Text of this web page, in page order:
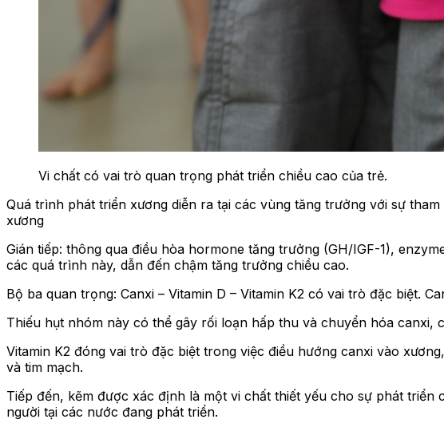
Vi chất có vai trò quan trọng phát triển chiều cao của trẻ.
Quá trình phát triển xương diễn ra tại các vùng tăng trưởng với sự
xương
Gián tiếp: thông qua điều hòa hormone tăng trưởng (GH/IGF-1),
các quá trình này, dẫn đến chậm tăng trưởng chiều cao.
Bộ ba quan trọng: Canxi – Vitamin D – Vitamin K2 có vai trò đặc biệt.
Thiếu hụt nhóm này có thể gây rối loạn hấp thu và chuyển hóa
Vitamin K2 đóng vai trò đặc biệt trong việc điều hướng canxi vào
và tim mạch.
Tiếp đến, kẽm được xác định là một vi chất thiết yếu cho sự phát
người tại các nước đang phát triển.